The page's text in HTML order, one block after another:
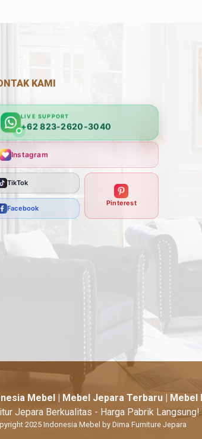
KAMI
LIVE SUPPORT
+62 823-2620-3040
Instagram
TikTok
Facebook
Pinterest
Mebel | Mebel Jepara Terbaru | Mebel
Jepara Berkualitas - Harga Pabrik Langsung!
2025 Indonesia Mebel by Dima Furniture Jepara